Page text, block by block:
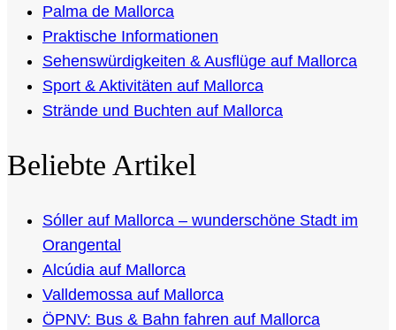
Palma de Mallorca
Praktische Informationen
Sehenswürdigkeiten & Ausflüge auf Mallorca
Sport & Aktivitäten auf Mallorca
Strände und Buchten auf Mallorca
Beliebte Artikel
Sóller auf Mallorca – wunderschöne Stadt im
Orangental
Alcúdia auf Mallorca
Valldemossa auf Mallorca
ÖPNV: Bus & Bahn fahren auf Mallorca